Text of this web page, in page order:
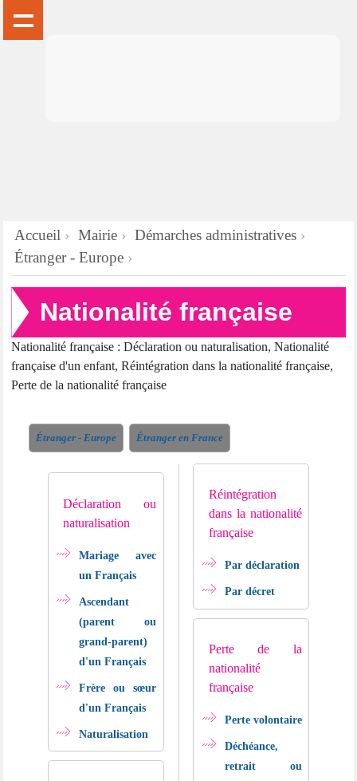
Accueil Mairie
Démarches administratives
Étranger - Europe
Nationalité française
Nationalité française : Déclaration ou naturalisation, Nationalité
française d'un enfant, Réintégration dans la nationalité française,
Perte de la nationalité française
Étranger - Europe Étranger en France
Déclaration ou
naturalisation
Mariage avec
un Français
Ascendant
(parent ou
grand-parent)
d'un Français
Frère ou sœur
d'un Français
Naturalisation
Réintégration
dans la nationalité
française
Par déclaration
Par décret
Perte de la
nationalité
française
Perte volontaire
Déchéance,
retrait ou